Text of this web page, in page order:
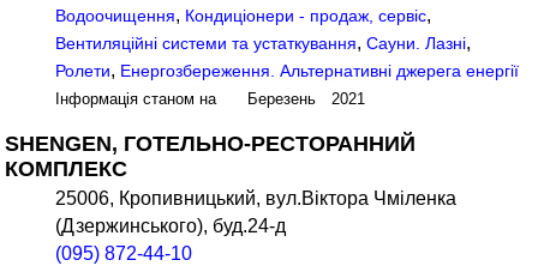
Водоочищення, Кондиціонери - продаж, сервіс,
Вентиляційні системи та устаткування,Сауни. Лазні,
Ролети, Енергозбереження. Альтернативні джерега енергії
Інформація станом на Березень 2021
SHENGEN, ГОТЕЛЬНО-РЕСТОРАННИЙ
КОМПЛЕКС
25006, Кропивницький, вул.Віктора Чміленка
(Дзержинського), буд.24-д
(095) 872-44-10